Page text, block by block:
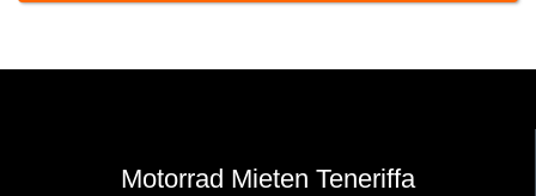
Motorrad Mieten Teneriffa